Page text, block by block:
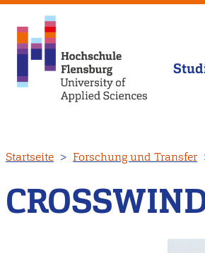
zum
Inhalt
Startseite Forschung und Transfer